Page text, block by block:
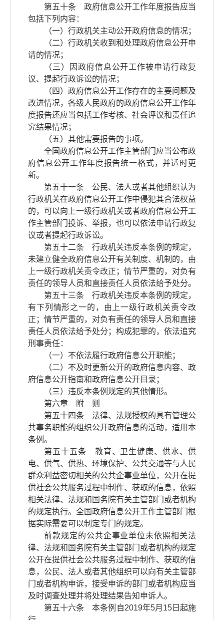
第五十条 政府信息公开工作年度报告应当
包括下列内容：
（一）行政机关主动公开政府信息的情况；
（二）行政机关收到和处理政府信息公开申
请的情况；
（三）因政府信息公开工作被申请行政复
议、提起行政诉讼的情况；
（四）政府信息公开工作存在的主要问题及
改进情况，各级人民政府的政府信息公开工作年
度报告还应当包括工作考核、社会评议和责任追
究结果情况；
（五）其他需要报告的事项。
全国政府信息公开工作主管部门应当公布政
府信息公开工作年度报告统一格式，并适时更
新。
第五十一条 公民、法人或者其他组织认为
行政机关在政府信息公开工作中侵犯其合法权益
的，可以向上一级行政机关或者政府信息公开工
作主管部门投诉、举报，也可以依法申请行政复
议或者提起行政诉讼。
第五十二条 行政机关违反本条例的规定，
未建立健全政府信息公开有关制度、机制的，由
上一级行政机关责令改正；情节严重的，对负有
责任的领导人员和直接责任人员依法给予处分。
第五十三条 行政机关违反本条例的规定，
有下列情形之一的，由上一级行政机关责令改
正；情节严重的，对负有责任的领导人员和直接
责任人员依法给予处分；构成犯罪的，依法追究
刑事责任：
（一）不依法履行政府信息公开职能；
（二）不及时更新公开的政府信息内容、政
府信息公开指南和政府信息公开目录；
（三）违反本条例规定的其他情形。
第六章 附 则
第五十四条 法律、法规授权的具有管理公
共事务职能的组织公开政府信息的活动，适用本
条例。
第五十五条 教育、卫生健康、供水、供
电、供气、供热、环境保护、公共交通等与人民
群众利益密切相关的公共企事业单位，公开在提
供社会公共服务过程中制作、获取的信息，依照
相关法律、法规和国务院有关主管部门或者机构
的规定执行。全国政府信息公开工作主管部门根
据实际需要可以制定专门的规定。
前款规定的公共企事业单位未依照相关法
律、法规和国务院有关主管部门或者机构的规定
公开在提供社会公共服务过程中制作、获取的信
息，公民、法人或者其他组织可以向有关主管部
门或者机构申诉，接受申诉的部门或者机构应当
及时调查处理并将处理结果告知申诉人。
第五十六条 本条例自2019年5月15日起施